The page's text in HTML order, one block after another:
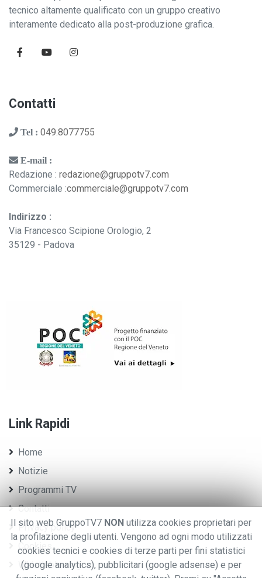
tecnico altamente qualificato con un gruppo creativo
interamente dedicato alla post-produzione grafica.
Contatti
Tel : 049.8077755
E-mail :
Redazione : redazione@gruppotv7.com
Commerciale :commerciale@gruppotv7.com
Indirizzo :
Via Francesco Scipione Orologio, 2
35129 - Padova
Link Rapidi
Home
Notizie
Programmi TV
Contatti
Privacy policy
Cookies
Whistleblowing
Il sito web GruppoTV7 NON utilizza cookies proprietari per
la profilazione degli utenti. Vengono ad ogni modo utilizzati
cookies tecnici e cookies di terze parti per fini statistici
(google analytics), pubblicitari (google adsense) e per